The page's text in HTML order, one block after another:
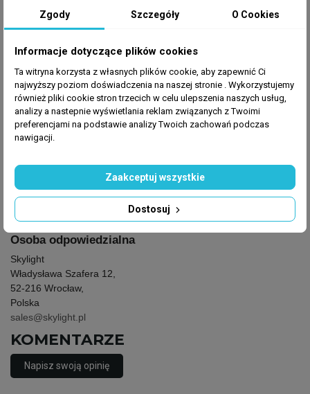
GPSR
Producent: Skylight
Producent
Władysława Szafera 12,
Polska
Osoba odpowiedzialna
Skylight
Władysława Szafera 12,
52-216 Wrocław,
Polska
sales@skylight.pl
KOMENTARZE
Napisz swoją opinię
Zgody Szczegóły O Cookies
Informacje dotyczące plików cookies
Ta witryna korzysta z własnych plików cookie, aby zapewnić Ci
najwyższy poziom doświadczenia na naszej stronie . Wykorzystujemy
również pliki cookie stron trzecich w celu ulepszenia naszych usług,
analizy a nastepnie wyświetlania reklam związanych z Twoimi
preferencjami na podstawie analizy Twoich zachowań podczas
nawigacji.
Dostosuj
Zaakceptuj wszystkie